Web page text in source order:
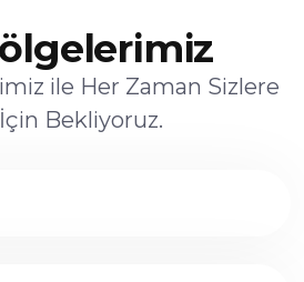
ile Her Zaman Sizlere
Bekliyoruz.